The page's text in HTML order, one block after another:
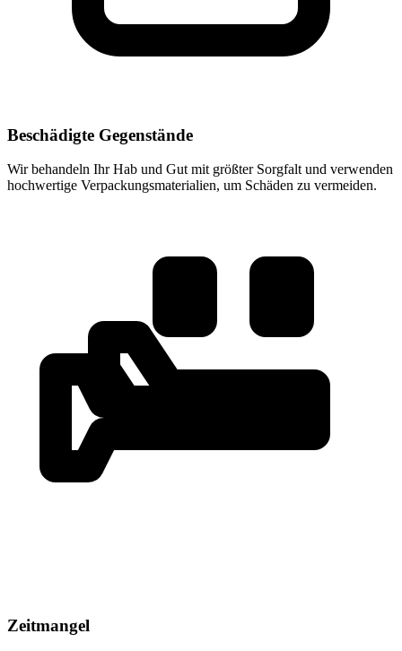
Beschädigte Gegenstände
Wir behandeln Ihr Hab und Gut mit größter Sorgfalt und verwenden
hochwertige Verpackungsmaterialien, um Schäden zu vermeiden.
Zeitmangel